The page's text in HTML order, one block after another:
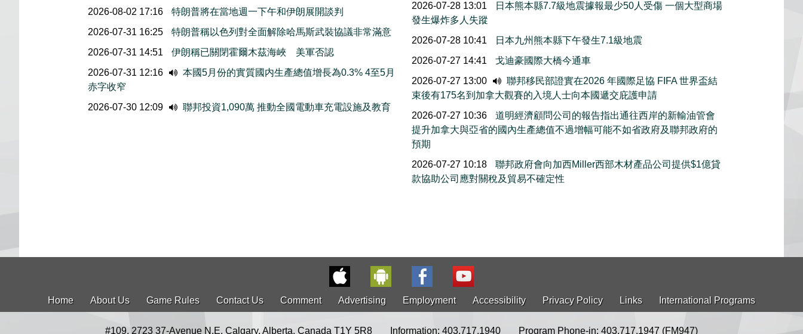
2026-08-02 17:16
特朗普將在當地週一下午和伊朗展開談判
2026-07-31 16:25
特朗普稱以色列對全面解除哈馬斯武裝協議非常滿意
2026-07-31 14:51
伊朗稱已關閉霍爾木茲海峽 美軍否認
2026-07-31 12:16
本國5月份的實質國内生產總值增長為0.3% 4至5月
赤字收窄
2026-07-30 12:09
聯邦投資1,090萬 推動全國電動車充電設施及教育
2026-07-28 13:01
日本熊本縣7.7級地震據報最少50人受傷 一個大型商場
發生爆炸多人失蹤
2026-07-28 10:41
日本九州熊本縣下午發生7.1級地震
2026-07-27 14:41
戈迪豪國際大橋今通車
2026-07-27 13:00
聯邦移民部證實在2026 年國際足協 FIFA 世界盃結
束後有175名到加拿大觀賽的入境人士向本國遞交庇護申請
2026-07-27 10:36
道明經濟顧問公司的報告指出通往西岸的新輸油管會
提升加拿大與亞省的國內生產總值不過增幅可能不如省政府及聯邦政府的
預期
2026-07-27 10:18
聯邦政府會向加西Miller西部木材產品公司提供$1億貸
款協助公司應對關稅及貿易不確定性
Home About Us Game Rules Contact Us Comment Advertising Employment Accessibility Privacy Policy Links International Programs
#109, 2723 37-Avenue N.E. Calgary, Alberta, Canada T1Y 5R8 Information: 403.717.1940 Program Phone-in: 403.717.1947 (FM947)